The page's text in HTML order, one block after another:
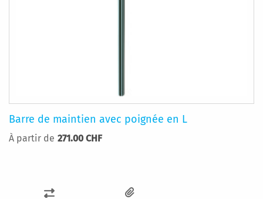
Barre de maintien avec poignée en L
À partir de 271.00 CHF
AJOUTER